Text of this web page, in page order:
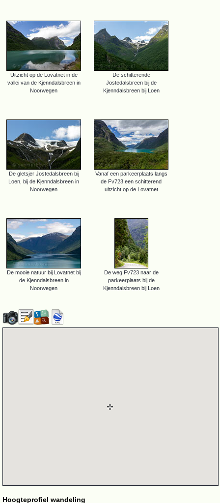
Uitzicht op de Lovatnet in de
vallei van de Kjenndalsbreen in
Noorwegen
De schitterende
Jostedalsbreen bij de
Kjenndalsbreen bij Loen
De gletsjer Jostedalsbreen bij
Loen, bij de Kjenndalsbreen in
Noorwegen
Vanaf een parkeerplaats langs
de Fv723 een schitterend
uitzicht op de Lovatnet
De mooie natuur bij Lovatnet bij
de Kjenndalsbreen in
Noorwegen
De weg Fv723 naar de
parkeerplaats bij de
Kjenndalsbreen bij Loen
Hoogteprofiel wandeling